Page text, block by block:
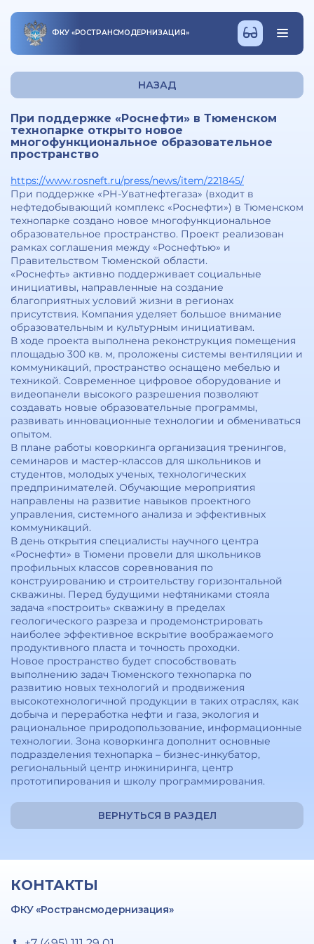
ФКУ «РОСТРАНСМОДЕРНИЗАЦИЯ»
НАЗАД
При поддержке «Роснефти» в Тюменском
технопарке открыто новое
многофункциональное образовательное
пространство
https://www.rosneft.ru/press/news/item/221845/
При поддержке «РН-Уватнефтегаза» (входит в
нефтедобывающий комплекс «Роснефти») в Тюменском
технопарке создано новое многофункциональное
образовательное пространство. Проект реализован
рамках соглашения между «Роснефтью» и
Правительством Тюменской области.
«Роснефть» активно поддерживает социальные
инициативы, направленные на создание
благоприятных условий жизни в регионах
присутствия. Компания уделяет большое внимание
образовательным и культурным инициативам.
В ходе проекта выполнена реконструкция помещения
площадью 300 кв. м, проложены системы вентиляции и
коммуникаций, пространство оснащено мебелью и
техникой. Современное цифровое оборудование и
видеопанели высокого разрешения позволяют
создавать новые образовательные программы,
развивать инновационные технологии и обмениваться
опытом.
В плане работы коворкинга организация тренингов,
семинаров и мастер-классов для школьников и
студентов, молодых ученых, технологических
предпринимателей. Обучающие мероприятия
направлены на развитие навыков проектного
управления, системного анализа и эффективных
коммуникаций.
В день открытия специалисты научного центра
«Роснефти» в Тюмени провели для школьников
профильных классов соревнования по
конструированию и строительству горизонтальной
скважины. Перед будущими нефтяниками стояла
задача «построить» скважину в пределах
геологического разреза и продемонстрировать
наиболее эффективное вскрытие воображаемого
продуктивного пласта и точность проходки.
Новое пространство будет способствовать
выполнению задач Тюменского технопарка по
развитию новых технологий и продвижения
высокотехнологичной продукции в таких отраслях, как
добыча и переработка нефти и газа, экология и
рациональное природопользование, информационные
технологии. Зона коворкинга дополнит основные
подразделения технопарка – бизнес-инкубатор,
региональный центр инжиниринга, центр
прототипирования и школу программирования.
ВЕРНУТЬСЯ В РАЗДЕЛ
КОНТАКТЫ
ФКУ «Ространсмодернизация»